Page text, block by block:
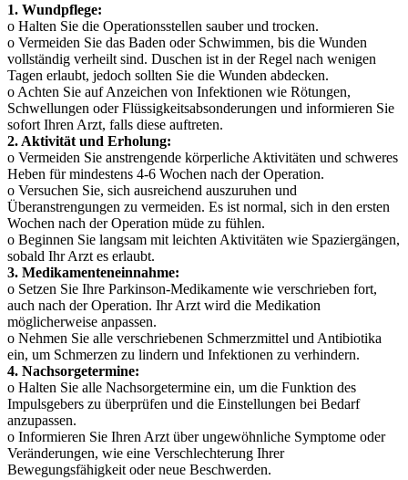
1. Wundpflege:
o Halten Sie die Operationsstellen sauber und trocken.
o Vermeiden Sie das Baden oder Schwimmen, bis die Wunden
vollständig verheilt sind. Duschen ist in der Regel nach wenigen
Tagen erlaubt, jedoch sollten Sie die Wunden abdecken.
o Achten Sie auf Anzeichen von Infektionen wie Rötungen,
Schwellungen oder Flüssigkeitsabsonderungen und informieren Sie
sofort Ihren Arzt, falls diese auftreten.
2. Aktivität und Erholung:
o Vermeiden Sie anstrengende körperliche Aktivitäten und schweres
Heben für mindestens 4-6 Wochen nach der Operation.
o Versuchen Sie, sich ausreichend auszuruhen und
Überanstrengungen zu vermeiden. Es ist normal, sich in den ersten
Wochen nach der Operation müde zu fühlen.
o Beginnen Sie langsam mit leichten Aktivitäten wie Spaziergängen,
sobald Ihr Arzt es erlaubt.
3. Medikamenteneinnahme:
o Setzen Sie Ihre Parkinson-Medikamente wie verschrieben fort,
auch nach der Operation. Ihr Arzt wird die Medikation
möglicherweise anpassen.
o Nehmen Sie alle verschriebenen Schmerzmittel und Antibiotika
ein, um Schmerzen zu lindern und Infektionen zu verhindern.
4. Nachsorgetermine:
o Halten Sie alle Nachsorgetermine ein, um die Funktion des
Impulsgebers zu überprüfen und die Einstellungen bei Bedarf
anzupassen.
o Informieren Sie Ihren Arzt über ungewöhnliche Symptome oder
Veränderungen, wie eine Verschlechterung Ihrer
Bewegungsfähigkeit oder neue Beschwerden.